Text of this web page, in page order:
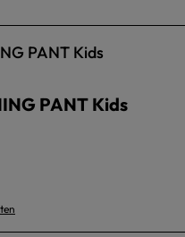
oder zu
PANT Kids